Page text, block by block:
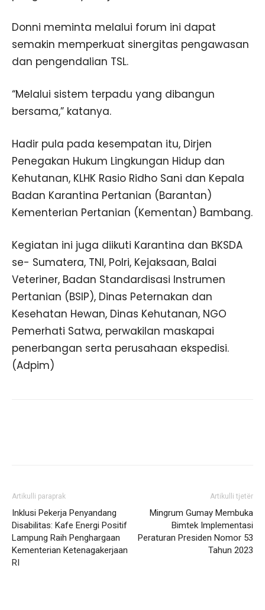
Donni meminta melalui forum ini dapat
semakin memperkuat sinergitas pengawasan
dan pengendalian TSL.
“Melalui sistem terpadu yang dibangun
bersama,” katanya.
Hadir pula pada kesempatan itu, Dirjen
Penegakan Hukum Lingkungan Hidup dan
Kehutanan, KLHK Rasio Ridho Sani dan Kepala
Badan Karantina Pertanian (Barantan)
Kementerian Pertanian (Kementan) Bambang.
Kegiatan ini juga diikuti Karantina dan BKSDA
se- Sumatera, TNI, Polri, Kejaksaan, Balai
Veteriner, Badan Standardisasi Instrumen
Pertanian (BSIP), Dinas Peternakan dan
Kesehatan Hewan, Dinas Kehutanan, NGO
Pemerhati Satwa, perwakilan maskapai
penerbangan serta perusahaan ekspedisi.
(Adpim)
Artikulli paraprak
Inklusi Pekerja Penyandang
Disabilitas: Kafe Energi Positif
Lampung Raih Penghargaan
Kementerian Ketenagakerjaan
RI
Artikulli tjetër
Mingrum Gumay Membuka
Bimtek Implementasi
Peraturan Presiden Nomor 53
Tahun 2023